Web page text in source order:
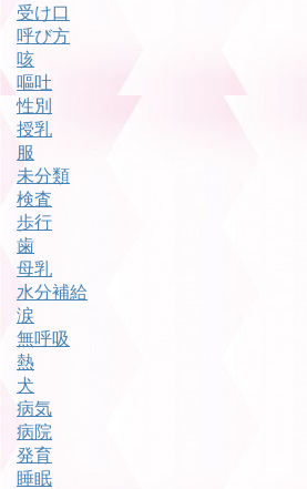
受け口
呼び方
咳
嘔吐
性別
授乳
服
未分類
検査
歩行
歯
母乳
水分補給
涙
無呼吸
熱
犬
病気
病院
発育
睡眠